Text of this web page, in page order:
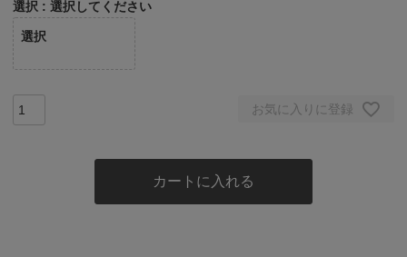
選択 選択してください
選択
お気に入りに登録
カートに入れる